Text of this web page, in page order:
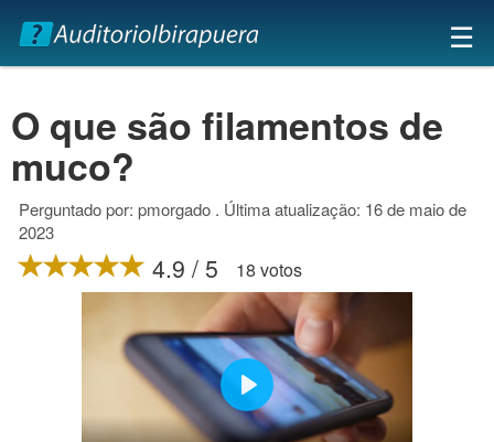
×
☰
O que são filamentos de
muco?
Perguntado por: pmorgado . Última atualização: 16 de maio de
2023
4.9 / 5 18 votos
Play